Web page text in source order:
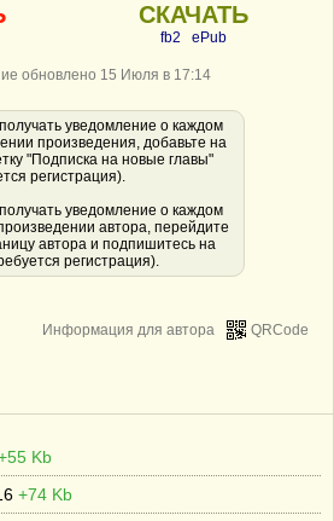
СКАЧАТЬ
fb2 ePub
обновлено 15 Июля в 17:14
уведомление о каждом
произведения, добавьте на
"Подписка на новые главы"
регистрация).
уведомление о каждом
автора, перейдите
автора и подпишитесь на
регистрация).
QRCode
Информация для автора
Kb
+74 Kb